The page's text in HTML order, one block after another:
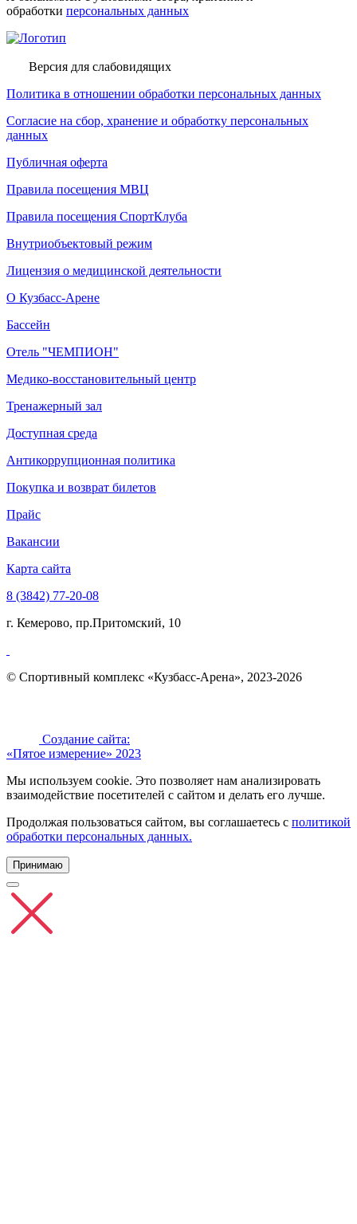
обработки персональных данных
Версия для слабовидящих
Политика в отношении обработки персональных данных
Согласие на сбор, хранение и обработку персональных
данных
Публичная оферта
Правила посещения МВЦ
Правила посещения СпортКлуба
Внутриобъектовый режим
Лицензия о медицинской деятельности
О Кузбасс-Арене
Бассейн
Отель "ЧЕМПИОН"
Медико-восстановительный центр
Тренажерный зал
Доступная среда
Антикоррупционная политика
Покупка и возврат билетов
Прайс
Вакансии
Карта сайта
8 (3842) 77-20-08
г. Кемерово, пр.Притомский, 10
© Спортивный комплекс «Кузбасс-Арена», 2023-2026
Создание сайта:
«Пятое измерение» 2023
Мы используем cookie. Это позволяет нам анализировать
взаимодействие посетителей с сайтом и делать его лучше.
Продолжая пользоваться сайтом, вы соглашаетесь с политикой
обработки персональных данных.
Принимаю